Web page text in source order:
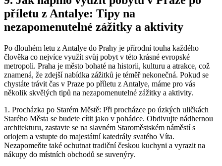
příletu z Antalye: Tipy na
nezapomenutelné zážitky a aktivity
Po dlouhém letu z Antalye do Prahy je přírodní touha každého
člověka co nejvíce využít svůj pobyt v této krásné evropské
metropoli. Praha je město bohaté na historii, kulturu a atrakce, což
znamená, že zdejší nabídka zážitků je téměř nekonečná. Pokud se
chystáte trávit čas v Praze po příletu z Antalye, máme pro vás
několik skvělých tipů na nezapomenutelné zážitky a aktivity.
1. Procházka po Starém Městě: Při procházce po úzkých uličkách
Starého Města se budete cítit jako v pohádce. Obdivujte nádhernou
architekturu, zastavte se na slavném Staroměstském náměstí s
orlojem a vstupte do majestátní katedrály svatého Víta.
Nezapomeňte také ochutnat tradiční českou kuchyni a vyrazit na
nákupy do místních obchodů se suvenýry.